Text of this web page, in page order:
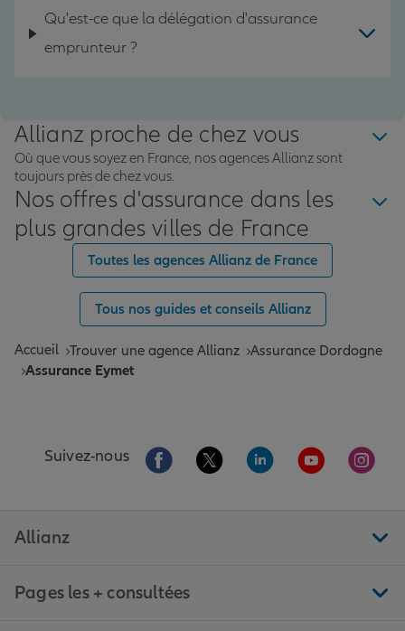
Qu'est-ce que la délégation d'assurance
emprunteur ?
Allianz proche de chez vous
Où que vous soyez en France, nos agences Allianz sont
toujours près de chez vous.
Nos offres d'assurance dans les
plus grandes villes de France
Toutes les agences Allianz de France
Tous nos guides et conseils Allianz
Accueil Trouver une agence Allianz Assurance Dordogne
Assurance Eymet
Suivez-nous Aller sur la page Facebook de Allianz
Aller sur la page Twitter de
Aller sur la page
Aller sur la
Aller
Allianz
Pages les + consultées